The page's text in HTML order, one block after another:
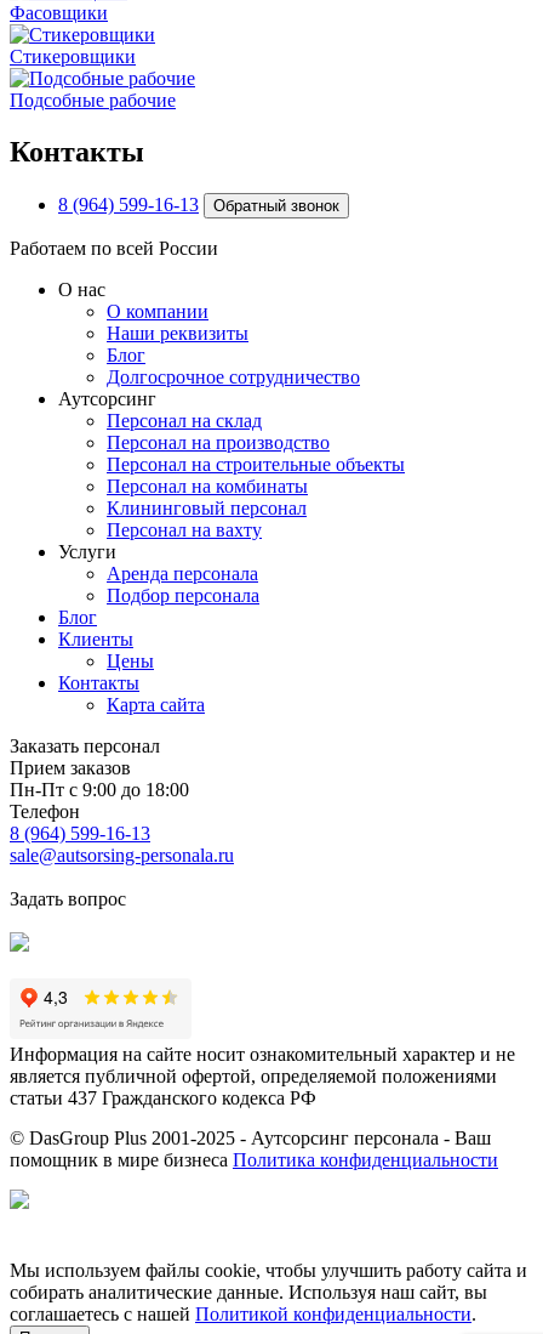
Фасовщики
Стикеровщики
Подсобные рабочие
Контакты
8 (964) 599-16-13 Обратный звонок
Работаем по всей России
О нас
О компании
Наши реквизиты
Блог
Долгосрочное сотрудничество
Аутсорсинг
Персонал на склад
Персонал на производство
Персонал на строительные объекты
Персонал на комбинаты
Клининговый персонал
Персонал на вахту
Услуги
Аренда персонала
Подбор персонала
Блог
Клиенты
Цены
Контакты
Карта сайта
Заказать персонал
Прием заказов
Пн-Пт с 9:00 до 18:00
Телефон
8 (964) 599-16-13
sale@autsorsing-personala.ru
Задать вопрос
Информация на сайте носит ознакомительный характер и не
является публичной офертой, определяемой положениями
статьи 437 Гражданского кодекса РФ
© DasGroup Plus 2001-2025 - Аутсорсинг персонала - Ваш
помощник в мире бизнеса Политика конфиденциальности
Мы используем файлы cookie, чтобы улучшить работу сайта и
собирать аналитические данные. Используя наш сайт, вы
соглашаетесь с нашей Политикой конфиденциальности.